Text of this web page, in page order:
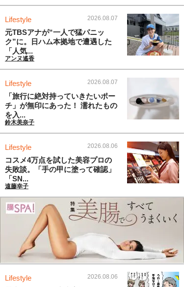
Lifestyle 2026.08.07
元TBSアナが“一人で猛パニッ
ク”に。日ハム本拠地で遭遇した
「人気...
アンヌ遙香
Lifestyle 2026.08.07
「旅行に絶対持っていきたいポー
チ」が無印にあった！ 濡れたもの
を入...
鈴木美奈子
Lifestyle 2026.08.06
コスメ4万点を試した美容プロの
失敗談。「手の甲に塗って確認」
「SN...
遠藤幸子
Lifestyle 2026.08.06